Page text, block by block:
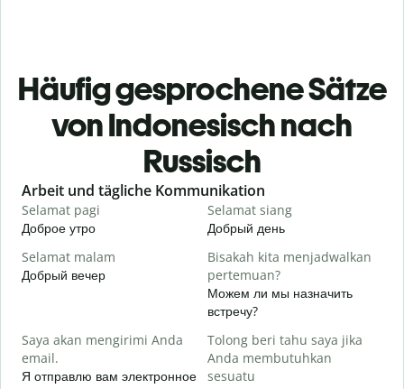
Häufig gesprochene Sätze
von Indonesisch nach
Russisch
Slide 1 of 6
Arbeit und tägliche Kommunikation
Selamat pagi
Доброе утро
Selamat siang
Добрый день
Selamat malam
Добрый вечер
Bisakah kita menjadwalkan
pertemuan?
Можем ли мы назначить
встречу?
Saya akan mengirimi Anda
email.
Я отправлю вам электронное
Tolong beri tahu saya jika
Anda membutuhkan
sesuatu